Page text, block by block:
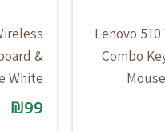
Lenovo
Combo
&
White
₪99